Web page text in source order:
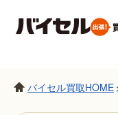
バイセル買取HOME